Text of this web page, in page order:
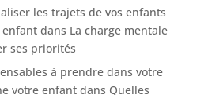
les trajets de vos enfants
enfantdans La charge mentale
ses priorités
à prendre dans votre
votre enfantdans Quelles